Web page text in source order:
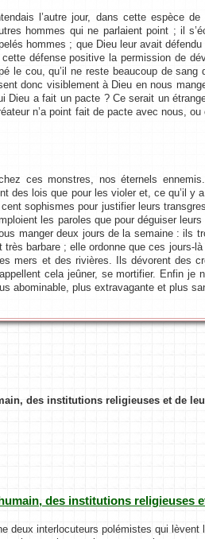
l’autre jour, dans cette espèce
hommes qui ne parlaient point ; il
hommes ; que Dieu leur avait
défense positive la permission de
le cou, qu’il ne reste beaucoup de
donc visiblement à Dieu en nous
Dieu a fait un pacte ? Ce serait un
n’a point fait de pacte avec nous, ou
ces monstres, nos éternels
des lois que pour les violer et, ce qu’il y
sophismes pour justifier leurs
les paroles que pour déguiser
manger deux jours de la semaine : ils
barbare ; elle ordonne que ces jours-
mers et des rivières. Ils dévorent des
cela jeûner, se mortifier. Enfin je
abominable, plus extravagante et plus
des institutions religieuses et de
des institutions religieuses
interlocuteurs polémistes qui lèvent